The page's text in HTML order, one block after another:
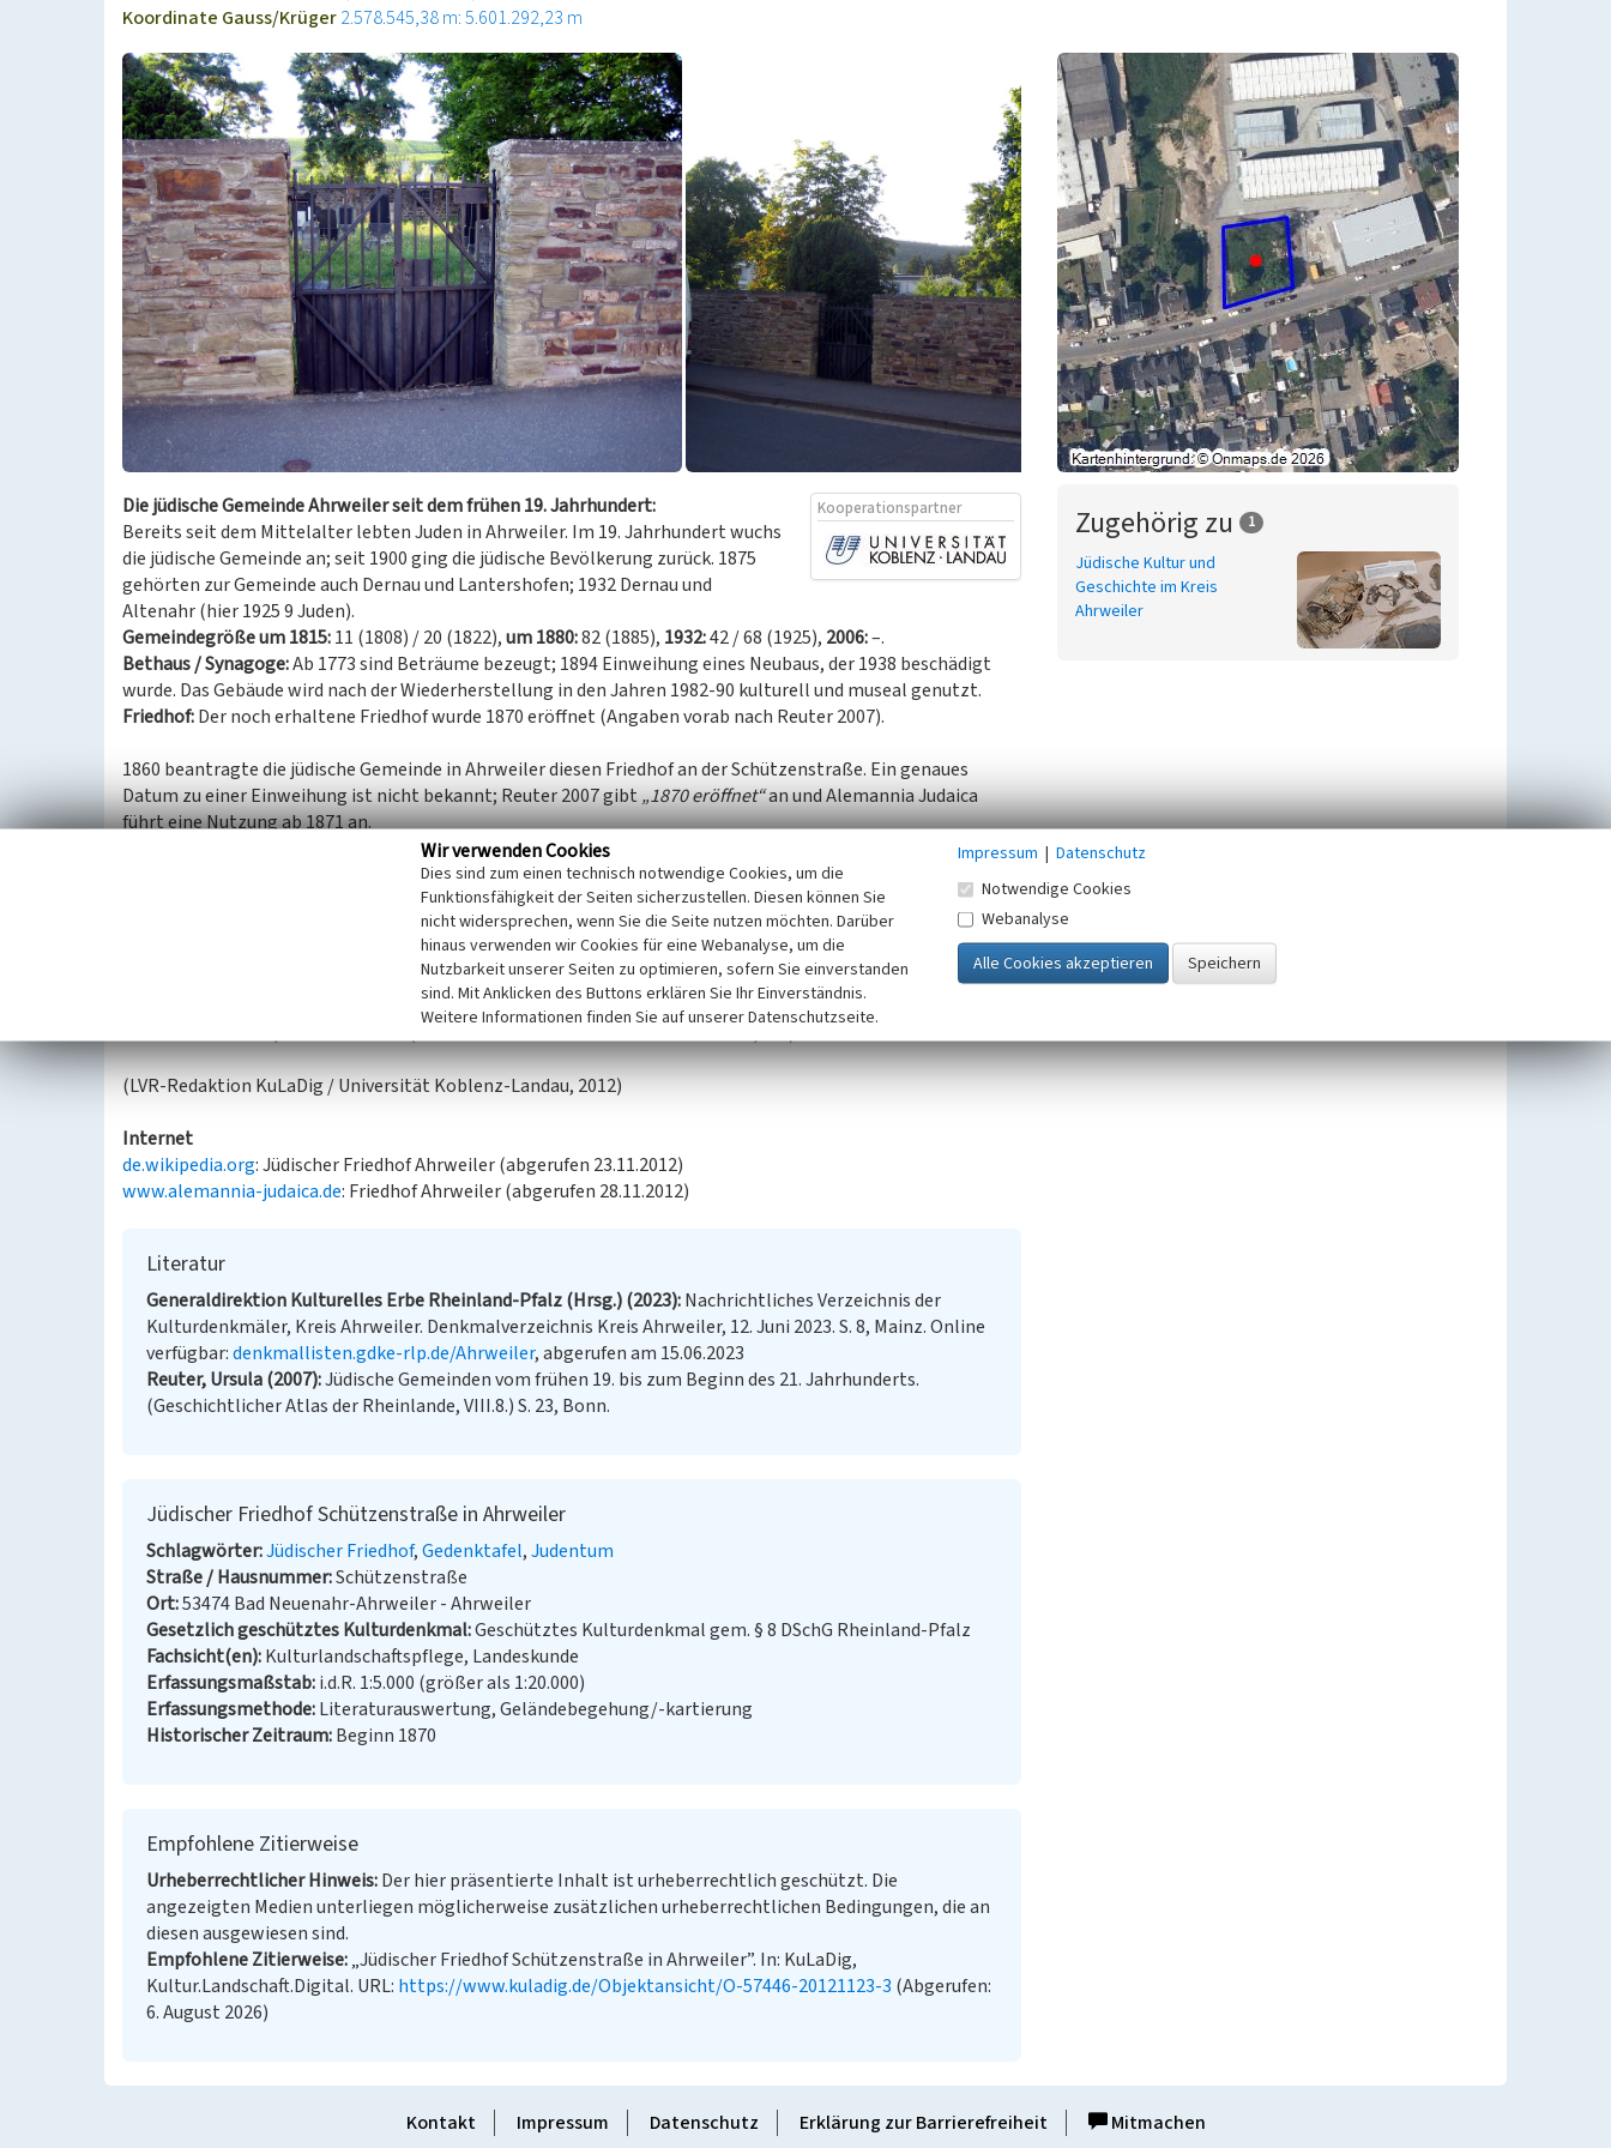
Koordinate Gauss/Krüger2.578.545,38 m: 5.601.292,23 m
Kooperationspartner
Die jüdische Gemeinde Ahrweiler seit dem frühen 19. Jahrhundert:
Bereits seit dem Mittelalter lebten Juden in Ahrweiler. Im 19. Jahrhundert wuchs
die jüdische Gemeinde an; seit 1900 ging die jüdische Bevölkerung zurück. 1875
gehörten zur Gemeinde auch Dernau und Lantershofen; 1932 Dernau und
Altenahr (hier 1925 9 Juden).
Gemeindegröße um 1815:11 (1808) / 20 (1822),um 1880:82 (1885), 1932:42 / 68 (1925), 2006:–.
Bethaus / Synagoge:Ab 1773 sind Beträume bezeugt; 1894 Einweihung eines Neubaus, der 1938 beschädigt
wurde. Das Gebäude wird nach der Wiederherstellung in den Jahren 1982-90 kulturell und museal genutzt.
Friedhof:Der noch erhaltene Friedhof wurde 1870 eröffnet (Angaben vorab nach Reuter 2007).
1860 beantragte die jüdische Gemeinde in Ahrweiler diesen Friedhof an der Schützenstraße. Ein genaues
Datum zu einer Einweihung ist nicht bekannt; Reuter 2007 gibt„1870 eröffnet“an und Alemannia Judaica
führt eine Nutzung ab 1871 an.
Der Friedhof ist etwa 904 Quadratmeter groß und wird von einer 2 Meter hohen und 121 Meter langen
Bruchsteinmauer befriedet. 1871 fand hier die erste nachweisbare Bestattung statt und die letzte 1960.
Insgesamt befinden sich hier 66 Grabsteine. Auf dem Friedhof findet man eine Gedenktafel an die Opfer der
nationalsozialistischen Judenverfolgung. Im wesentlichen blieb der Friedhof in der Zeit des
Das Objekt „Schützenstraße, Jüdischer Friedhof“ ist als Denkmalzone ausgewiesen: „1867 angelegtes,
(LVR-Redaktion KuLaDig / Universität Koblenz-Landau, 2012)
Internet
de.wikipedia.org: Jüdischer Friedhof Ahrweiler (abgerufen 23.11.2012)
www.alemannia-judaica.de: Friedhof Ahrweiler (abgerufen 28.11.2012)
Literatur
Generaldirektion Kulturelles Erbe Rheinland-Pfalz (Hrsg.) (2023) Nachrichtliches Verzeichnis der
Kulturdenkmäler, Kreis Ahrweiler. Denkmalverzeichnis Kreis Ahrweiler, 12. Juni 2023. S. 8, Mainz. Online
verfügbar:denkmallisten.gdke-rlp.de/Ahrweiler, abgerufen am 15.06.2023
Reuter, Ursula (2007) Jüdische Gemeinden vom frühen 19. bis zum Beginn des 21. Jahrhunderts.
(Geschichtlicher Atlas der Rheinlande, VIII.8.) S. 23, Bonn.
Jüdischer Friedhof Schützenstraße in Ahrweiler
Schlagwörter Jüdischer Friedhof Gedenktafel Judentum
Straße / Hausnummer Schützenstraße
Ort 53474 Bad Neuenahr-Ahrweiler - Ahrweiler
Gesetzlich geschütztes Kulturdenkmal Geschütztes Kulturdenkmal gem. § 8 DSchG Rheinland-Pfalz
Fachsicht(en) Kulturlandschaftspflege, Landeskunde
Erfassungsmaßstab i.d.R. 1:5.000 (größer als 1:20.000)
Erfassungsmethode Literaturauswertung, Geländebegehung/-kartierung
Historischer Zeitraum Beginn 1870
Empfohlene Zitierweise
Urheberrechtlicher Hinweis Der hier präsentierte Inhalt ist urheberrechtlich geschützt. Die
angezeigten Medien unterliegen möglicherweise zusätzlichen urheberrechtlichen Bedingungen, die an
diesen ausgewiesen sind.
Empfohlene Zitierweise „Jüdischer Friedhof Schützenstraße in Ahrweiler”. In: KuLaDig,
Kultur.Landschaft.Digital. URL: https://www.kuladig.de/Objektansicht/O-57446-20121123-3 (Abgerufen:
6. August 2026)
Zugehörig zu 1
Jüdische Kultur und
Geschichte im Kreis
Ahrweiler
Kontakt Impressum Datenschutz Erklärung zur Barrierefreiheit Mitmachen
Wir verwenden Cookies
Dies sind zum einen technisch notwendige Cookies, um die
Funktionsfähigkeit der Seiten sicherzustellen. Diesen können Sie
nicht widersprechen, wenn Sie die Seite nutzen möchten. Darüber
hinaus verwenden wir Cookies für eine Webanalyse, um die
Nutzbarkeit unserer Seiten zu optimieren, sofern Sie einverstanden
sind. Mit Anklicken des Buttons erklären Sie Ihr Einverständnis.
Weitere Informationen finden Sie auf unserer Datenschutzseite.
Impressum | Datenschutz
Notwendige Cookies
Webanalyse